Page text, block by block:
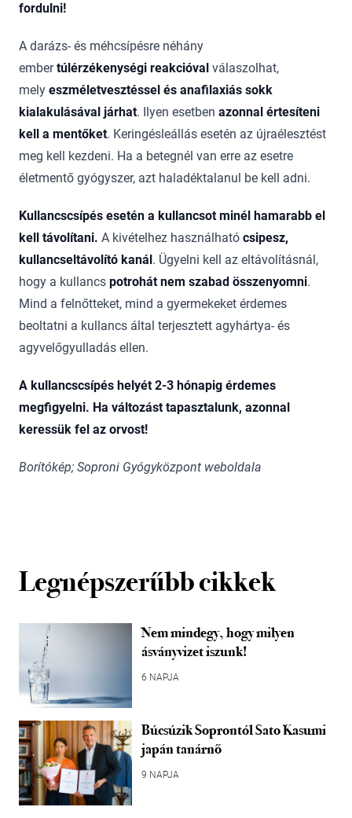
fordulni!
A darázs- és méhcsípésre néhány
embertúlérzékenységi reakcióval válaszolhat,
mely eszméletvesztéssel és anafilaxiás sokk
kialakulásával járhat. Ilyen esetben azonnal értesíteni
kell a mentőket. Keringésleállás esetén az újraélesztést
meg kell kezdeni. Ha a betegnél van erre az esetre
életmentő gyógyszer, azt haladéktalanul be kell adni.
Kullancscsípés esetén a kullancsot minél hamarabb el
kell távolítani. A kivételhez használható csipesz,
kullancseltávolító kanál. Ügyelni kell az eltávolításnál,
hogy a kullancs potrohát nem szabad összenyomni.
Mind a felnőtteket, mind a gyermekeket érdemes
beoltatni a kullancs által terjesztett agyhártya- és
agyvelőgyulladás ellen.
A kullancscsípés helyét 2-3 hónapig érdemes
megfigyelni. Ha változást tapasztalunk, azonnal
keressük fel az orvost!
Borítókép; Soproni Gyógyközpont weboldala
Legnépszerűbb cikkek
Nem mindegy, hogy milyen
ásványvizet iszunk!
6 NAPJA
Búcsúzik Soprontól Sato Kasumi
japán tanárnő
9 NAPJA